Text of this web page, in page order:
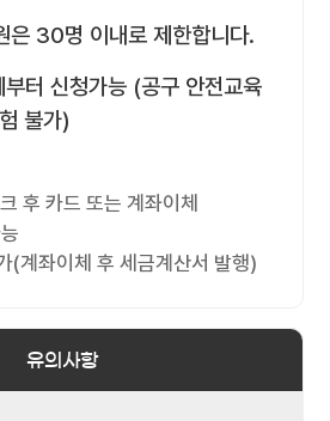
은 30명 이내로 제한합니다.
터 신청가능 (공구 안전교육
불가)
후 카드 또는 계좌이체
(계좌이체 후 세금계산서 발행)
유의사항